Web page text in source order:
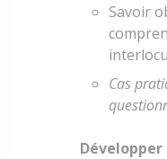
Savoir
Cas